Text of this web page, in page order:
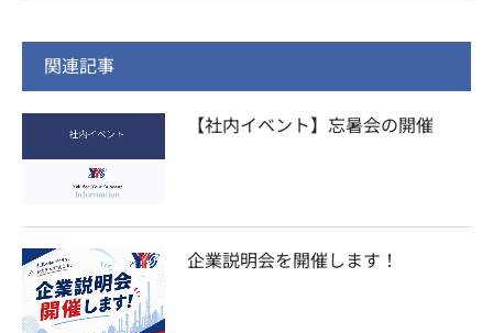
関連記事
【社内イベント】忘暑会の開催
企業説明会を開催します！